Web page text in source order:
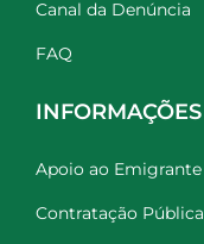
Canal da Denúncia
FAQ
INFORMAÇÕES
Apoio ao Emigrante
Contratação Pública